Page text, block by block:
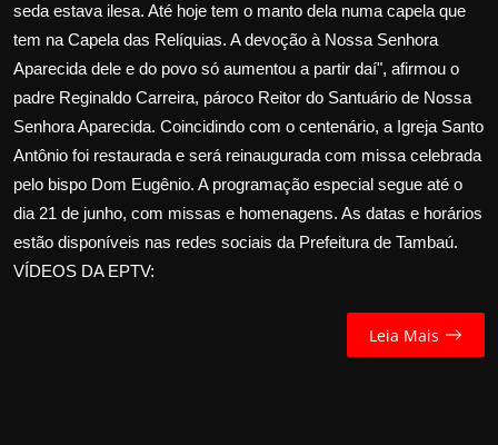
seda estava ilesa. Até hoje tem o manto dela numa capela que
tem na Capela das Relíquias. A devoção à Nossa Senhora
Aparecida dele e do povo só aumentou a partir daí", afirmou o
padre Reginaldo Carreira, pároco Reitor do Santuário de Nossa
Senhora Aparecida. Coincidindo com o centenário, a Igreja Santo
Antônio foi restaurada e será reinaugurada com missa celebrada
pelo bispo Dom Eugênio. A programação especial segue até o
dia 21 de junho, com missas e homenagens. As datas e horários
estão disponíveis nas redes sociais da Prefeitura de Tambaú.
VÍDEOS DA EPTV:
Leia Mais